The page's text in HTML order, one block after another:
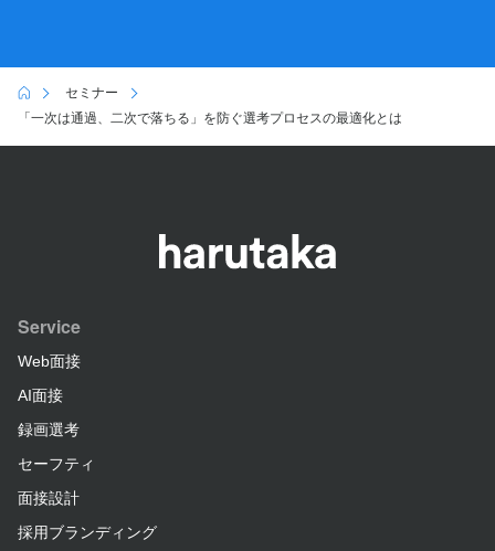
セミナー
「一次は通過、二次で落ちる」を防ぐ選考プロセスの最適化とは
Service
Web面接
AI面接
録画選考
セーフティ
面接設計
採用ブランディング